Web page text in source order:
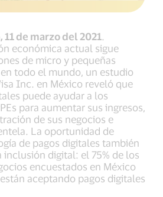
de marzo del 2021.
económica actual sigue
de micro y pequeñas
en todo el mundo, un estudio
Inc. en México reveló que
puede ayudar a los
para aumentar sus ingresos,
de sus negocios e
La oportunidad de
de pagos digitales también
digital: el 75% de los
encuestados en México
aceptando pagos digitales